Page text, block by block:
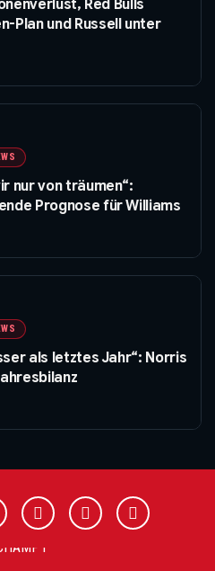
Plan und Russell unter
nur von träumen“:
Prognose für Williams
als letztes Jahr“: Norris